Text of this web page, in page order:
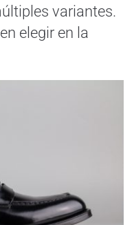
variantes.
elegir en la